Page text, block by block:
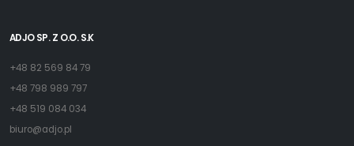
ADJO SP. Z O.O. S.K
+48 82 569 84 79
+48 798 989 797
+48 519 084 034
biuro@adjo.pl